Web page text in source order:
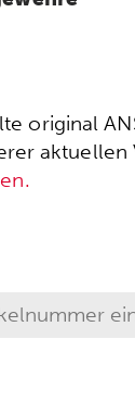
original
aktuellen